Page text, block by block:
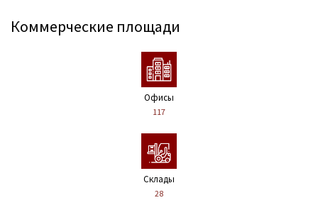
Коммерческие площади
Офисы
117
Склады
28